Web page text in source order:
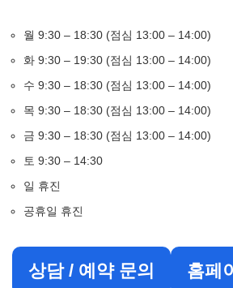
월 9:30 – 18:30 (점심 13:00 – 14:00)
화 9:30 – 19:30 (점심 13:00 – 14:00)
수 9:30 – 18:30 (점심 13:00 – 14:00)
목 9:30 – 18:30 (점심 13:00 – 14:00)
금 9:30 – 18:30 (점심 13:00 – 14:00)
토 9:30 – 14:30
일 휴진
공휴일 휴진
상담 / 예약 문의 홈페